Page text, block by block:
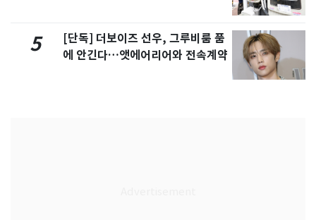
5
[단독] 더보이즈 선우, 그루비룸 품
에 안긴다…앳에어리어와 전속계약